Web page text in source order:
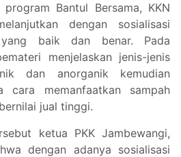
program Bantul Bersama, KKN
dengan sosialisasi
yang baik dan benar. Pada
menjelaskan jenis-jenis
dan anorganik kemudian
cara memanfaatkan sampah
jual tinggi.
ketua PKK Jambewangi,
dengan adanya sosialisasi